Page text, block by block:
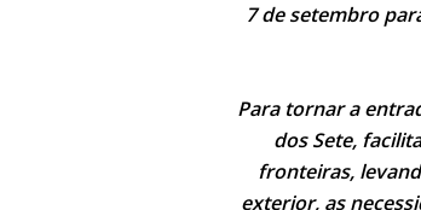
7 de setembro
Para tornar a
dos Sete,
fronteiras,
exterior, as